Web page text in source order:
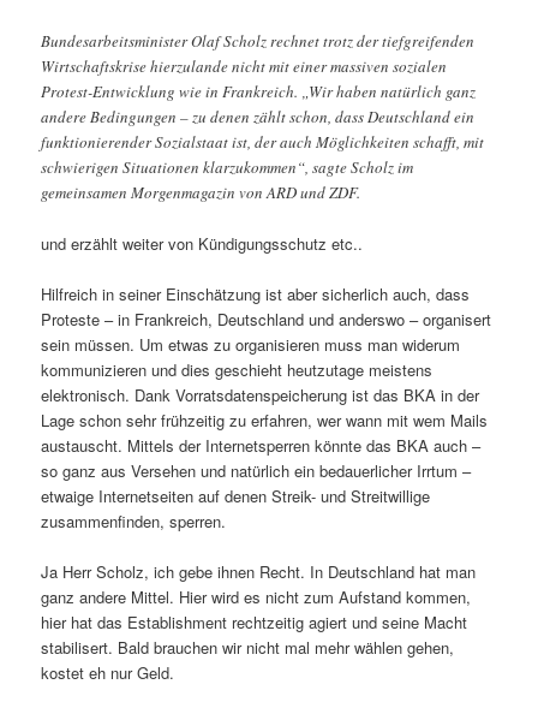
Bundesarbeitsminister Olaf Scholz rechnet trotz der tiefgreifenden
Wirtschaftskrise hierzulande nicht mit einer massiven sozialen
Protest-Entwicklung wie in Frankreich. „Wir haben natürlich ganz
andere Bedingungen – zu denen zählt schon, dass Deutschland ein
funktionierender Sozialstaat ist, der auch Möglichkeiten schafft, mit
schwierigen Situationen klarzukommen“, sagte Scholz im
gemeinsamen Morgenmagazin von ARD und ZDF.
und erzählt weiter von Kündigungsschutz etc..
Hilfreich in seiner Einschätzung ist aber sicherlich auch, dass
Proteste – in Frankreich, Deutschland und anderswo – organisert
sein müssen. Um etwas zu organisieren muss man widerum
kommunizieren und dies geschieht heutzutage meistens
elektronisch. Dank Vorratsdatenspeicherung ist das BKA in der
Lage schon sehr frühzeitig zu erfahren, wer wann mit wem Mails
austauscht. Mittels der Internetsperren könnte das BKA auch –
so ganz aus Versehen und natürlich ein bedauerlicher Irrtum –
etwaige Internetseiten auf denen Streik- und Streitwillige
zusammenfinden, sperren.
Ja Herr Scholz, ich gebe ihnen Recht. In Deutschland hat man
ganz andere Mittel. Hier wird es nicht zum Aufstand kommen,
hier hat das Establishment rechtzeitig agiert und seine Macht
stabilisert. Bald brauchen wir nicht mal mehr wählen gehen,
kostet eh nur Geld.